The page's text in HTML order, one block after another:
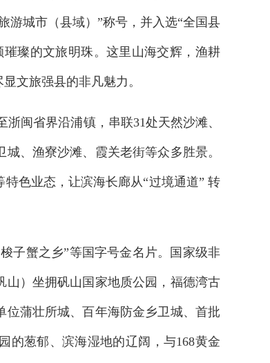
游城市（县域）”称号，并入选“全国县
璨的文旅明珠。这里山海交辉，渔耕
文旅强县的非凡魅力。
闽省界沿浦镇，串联31处天然沙滩、
、渔寮沙滩、霞关老街等众多胜景。
色业态，让滨海长廊从“过境通道” 转
子蟹之乡”等国字号金名片。国家级非
）坐拥矾山国家地质公园，福德湾古
蒲壮所城、百年海防金乡卫城、首批
的葱郁、滨海湿地的辽阔，与168黄金